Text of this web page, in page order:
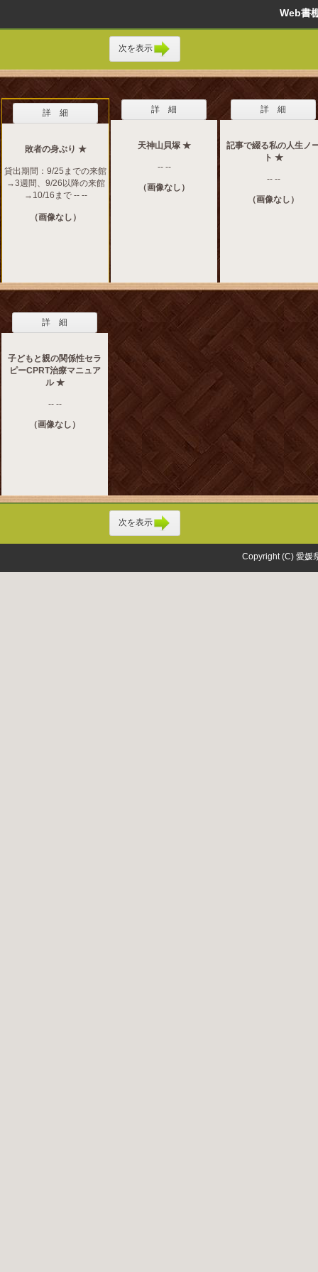
Web
次を表示
詳 細
敗者の身ぶり ★
貸出期間：9/25までの来館
→3週間、9/26以降の来館
→10/16まで -- --
（画像なし）
詳 細
天神山貝塚 ★
-- --
（画像なし）
詳 細
記事で綴る私の人生ノ
ト ★
-- --
（画像なし）
詳 細
子どもと親の関係性セラ
ピーCPRT治療マニュア
ル ★
-- --
（画像なし）
次を表示
Copyright (C) 愛媛